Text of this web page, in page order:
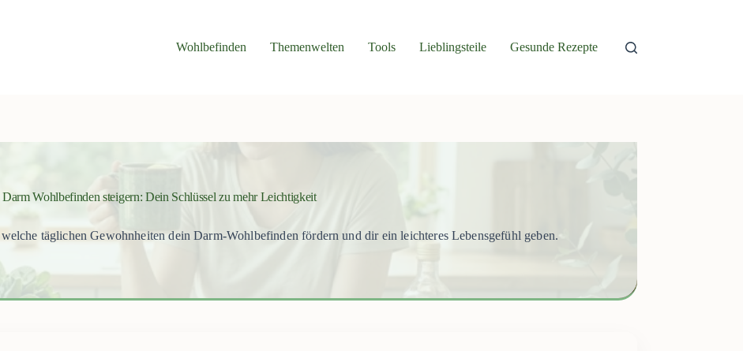
Wohlbefinden Themenwelten Tools Lieblingsteile Gesunde Rezepte
Darm Wohlbefinden steigern: Dein Schlüssel zu mehr Leichtigkeit
täglichen Gewohnheiten dein Darm-Wohlbefinden fördern und dir ein leichteres Lebensgefühl geben.